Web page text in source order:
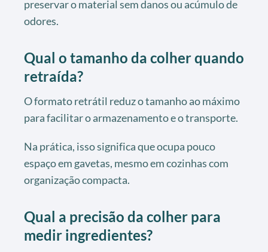
preservar o material sem danos ou acúmulo de
odores.
Qual o tamanho da colher quando
retraída?
O formato retrátil reduz o tamanho ao máximo
para facilitar o armazenamento e o transporte.
Na prática, isso significa que ocupa pouco
espaço em gavetas, mesmo em cozinhas com
organização compacta.
Qual a precisão da colher para
medir ingredientes?